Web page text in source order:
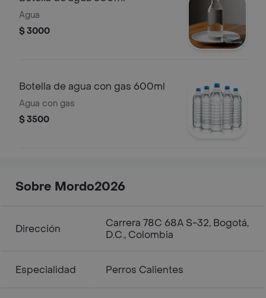
Agua
$ 3000
Botella de agua con gas 600ml
Agua con gas
$ 3500
Sobre Mordo2026
Dirección
Carrera 78C 68A S-32, Bogotá,
D.C., Colombia
Especialidad Perros Calientes